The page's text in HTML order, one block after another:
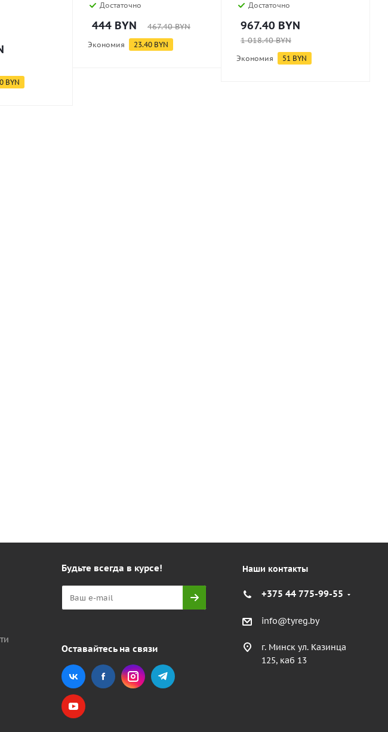
BYN
Достаточно
444 BYN 467.40BYN
Экономия 23.40 BYN
Достаточно
967.40 BYN
1 018.40BYN
Экономия 51 BYN
Будьте всегда в курсе!
Оставайтесь на связи
Наши контакты
+375 44 775-99-55
info@tyreg.by
г. Минск ул. Казинца
125, каб 13